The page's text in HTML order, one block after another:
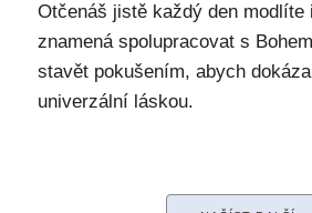
Otčenáš jistě každý den modlíte
znamená spolupracovat s
stavět pokušením, abych
univerzální láskou.